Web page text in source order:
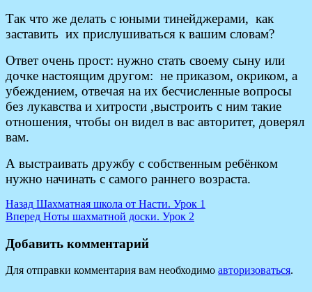
Так что же делать с юными тинейджерами, как
заставить их прислушиваться к вашим словам?
Ответ очень прост: нужно стать своему сыну или
дочке настоящим другом: не приказом, окриком, а
убеждением, отвечая на их бесчисленные вопросы
без лукавства и хитрости ,выстроить с ним такие
отношения, чтобы он видел в вас авторитет, доверял
вам.
А выстраивать дружбу с собственным ребёнком
нужно начинать с самого раннего возраста.
Навигация
по
записям
Назад Предыдущая
запись:
Шахматная школа от Насти. Урок 1
Вперед Следующая
Ноты шахматной доски. Урок 2
Добавить комментарий
Для отправки комментария вам необходимо авторизоваться.